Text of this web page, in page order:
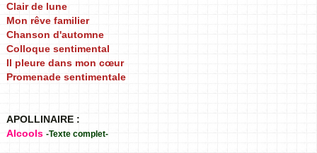
Clair de lune
Mon rêve familier
Chanson d'automne
Colloque sentimental
Il pleure dans mon cœur
Promenade sentimentale
APOLLINAIRE :
Alcools -Texte complet-